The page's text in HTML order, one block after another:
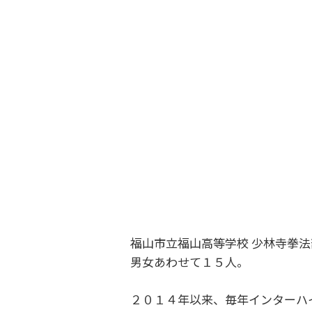
福山市立福山高等学校 少林寺拳法
男女あわせて１５人。
２０１４年以来、毎年インターハ